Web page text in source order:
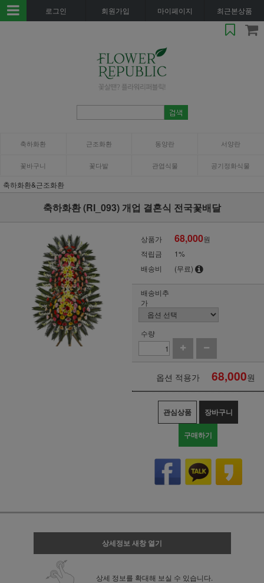
로그인 회원가입 마이페이지 최근본상품
축하화환 근조화환 동양란 서양란
꽃바구니 꽃다발 관엽식물 공기정화식물
축하화환&근조화환
축하화환 (RI_093) 개업 결혼식 전국꽃배달
상품가 68,000원
적립금
1%
배송비
(무료)
배송비추
가
수량
옵션 적용가 68,000원
관심상품 장바구니
구매하기
상세정보 새창 열기
상세 정보를 확대해 보실 수 있습니다.